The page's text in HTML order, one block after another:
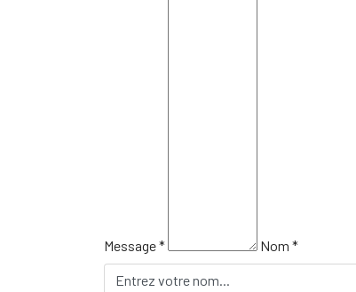
Message * Nom *